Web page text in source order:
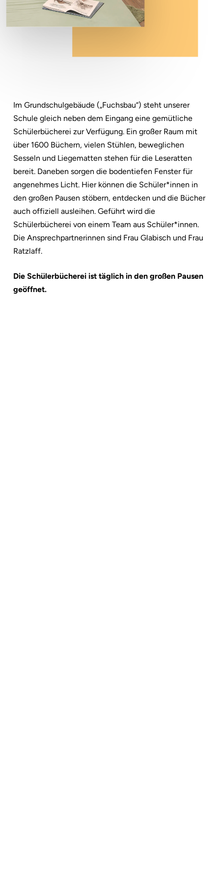
Im Grundschulgebäude („Fuchsbau“) steht unserer
Schule gleich neben dem Eingang eine gemütliche
Schülerbücherei zur Verfügung. Ein großer Raum mit
über 1600 Büchern, vielen Stühlen, beweglichen
Sesseln und Liegematten stehen für die Leseratten
bereit. Daneben sorgen die bodentiefen Fenster für
angenehmes Licht. Hier können die Schüler*innen in
den großen Pausen stöbern, entdecken und die Bücher
auch offiziell ausleihen. Geführt wird die
Schülerbücherei von einem Team aus Schüler*innen.
Die Ansprechpartnerinnen sind Frau Glabisch und Frau
Ratzlaff.
Die Schülerbücherei ist täglich in den großen Pausen
geöffnet.